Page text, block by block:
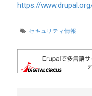
https://
セキュリティ情報